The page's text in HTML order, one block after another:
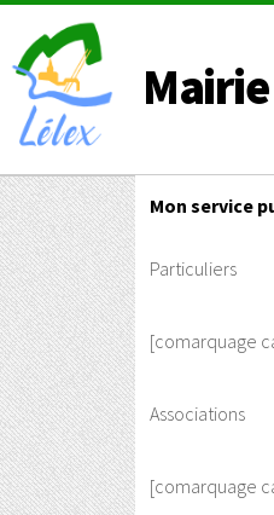
Mon service
Particuliers
[comarquage
Associations
[comarquage